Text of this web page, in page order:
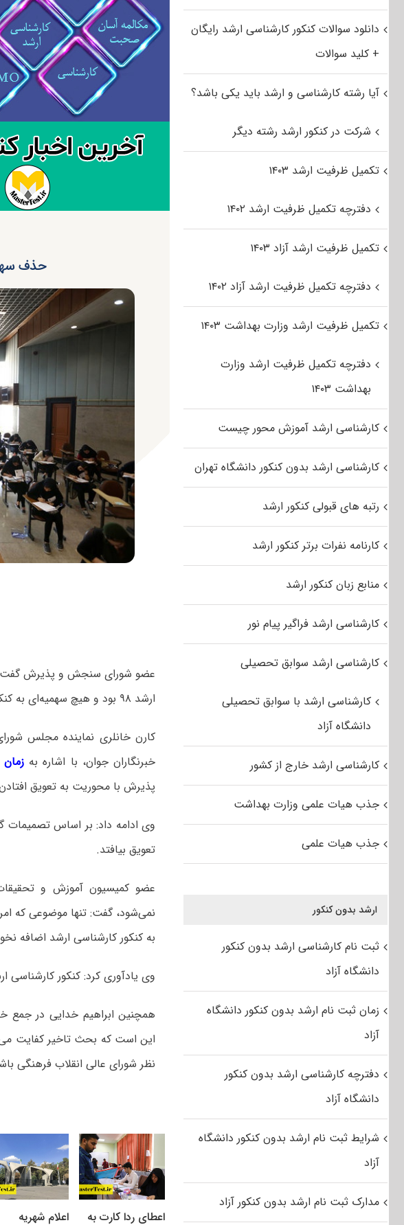
حذف
عضو شورای سنجش و پذیرش گفت:
ارشد ۹۸ بود و هیچ سهمیه‌ای به کنکور کارشناسی ارشد اضافه نخواهد شد.
کارن خانلری نماینده مجلس
خبرنگاران جوان، با اشاره به
پذیرش با محوریت به تعویق
تعویق بیافتد.
عضو کمیسیون آموزش و
نمی‌شود، گفت: تنها موضوعی که
به کنکور کارشناسی ارشد اضافه
وی یادآوری کرد: کنکور کارشناسی ارشد ۲۳ و ۲۴ خرداد ماه امسال برگزار
همچنین ابراهیم خدایی در جمع
نظر شورای عالی انقلاب فرهنگی
اعطای ردا کارت به اعلام شهریه
دانلود سوالات کنکور کارشناسی ارشد رایگان
+ کلید سوالات
آیا رشته کارشناسی و ارشد باید یکی باشد؟
شرکت در کنکور ارشد رشته دیگر
تکمیل ظرفیت ارشد ۱۴۰۳
دفترچه تکمیل ظرفیت ارشد ۱۴۰۲
تکمیل ظرفیت ارشد آزاد ۱۴۰۳
دفترچه تکمیل ظرفیت ارشد آزاد ۱۴۰۲
تکمیل ظرفیت ارشد وزارت بهداشت ۱۴۰۳
دفترچه تکمیل ظرفیت ارشد وزارت
بهداشت ۱۴۰۳
کارشناسی ارشد آموزش محور چیست
کارشناسی ارشد بدون کنکور دانشگاه تهران
رتبه های قبولی کنکور ارشد
کارنامه نفرات برتر کنکور ارشد
منابع زبان کنکور ارشد
کارشناسی ارشد فراگیر پیام نور
کارشناسی ارشد سوابق تحصیلی
کارشناسی ارشد با سوابق تحصیلی
دانشگاه آزاد
کارشناسی ارشد خارج از کشور
جذب هیات علمی وزارت بهداشت
جذب هیات علمی
ارشد بدون کنکور
ثبت نام کارشناسی ارشد بدون کنکور
دانشگاه آزاد
زمان ثبت نام ارشد بدون کنکور دانشگاه
آزاد
دفترچه کارشناسی ارشد بدون کنکور
دانشگاه آزاد
شرایط ثبت نام ارشد بدون کنکور دانشگاه
آزاد
مدارک ثبت نام ارشد بدون کنکور آزاد